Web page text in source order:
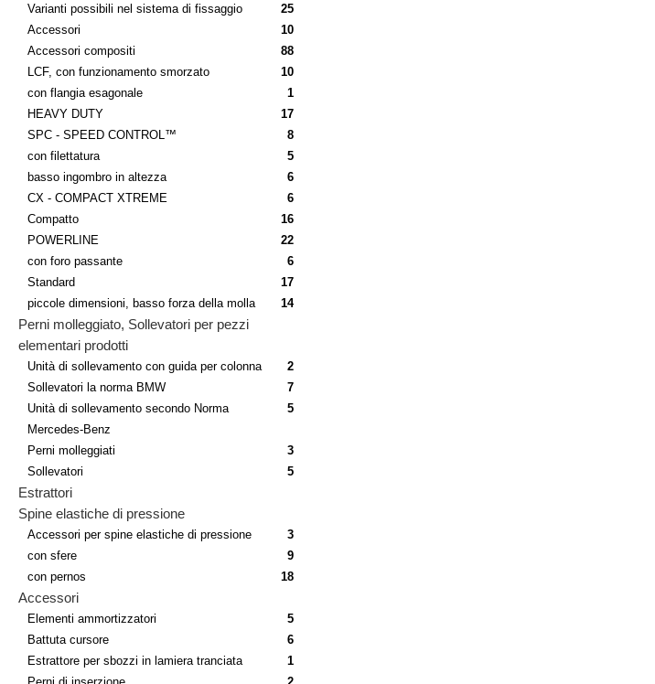
Varianti possibili nel sistema di fissaggio
25
Accessori
10
Accessori compositi
88
LCF, con funzionamento smorzato
10
con flangia esagonale
1
HEAVY DUTY
17
SPC - SPEED CONTROL™
8
con filettatura
5
basso ingombro in altezza
6
CX - COMPACT XTREME
6
Compatto
16
POWERLINE
22
con foro passante
6
Standard
17
piccole dimensioni, basso forza della molla
14
Perni molleggiato, Sollevatori per pezzi
elementari prodotti
Unità di sollevamento con guida per colonna
2
Sollevatori la norma BMW
7
Unità di sollevamento secondo Norma
Mercedes-Benz
5
Perni molleggiati
3
Sollevatori
5
Estrattori
Spine elastiche di pressione
Accessori per spine elastiche di pressione
3
con sfere
9
con pernos
18
Accessori
Elementi ammortizzatori
5
Battuta cursore
6
Estrattore per sbozzi in lamiera tranciata
1